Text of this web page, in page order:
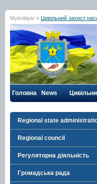
Mykolayiv » Цивільний захист
Головна News
Regional state
Regional council
Регуляторна діяльність
Громадська рада